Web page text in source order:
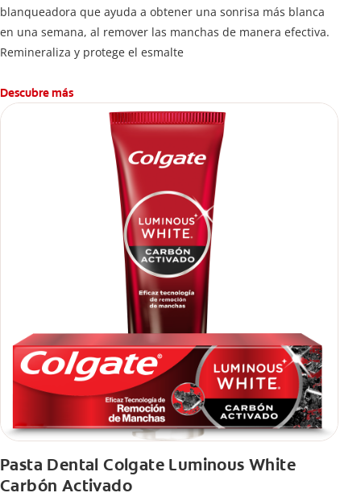
blanqueadora que ayuda a obtener una sonrisa más blanca
en una semana, al remover las manchas de manera efectiva.
Remineraliza y protege el esmalte
Descubre más
Pasta Dental Colgate Luminous White
Carbón Activado